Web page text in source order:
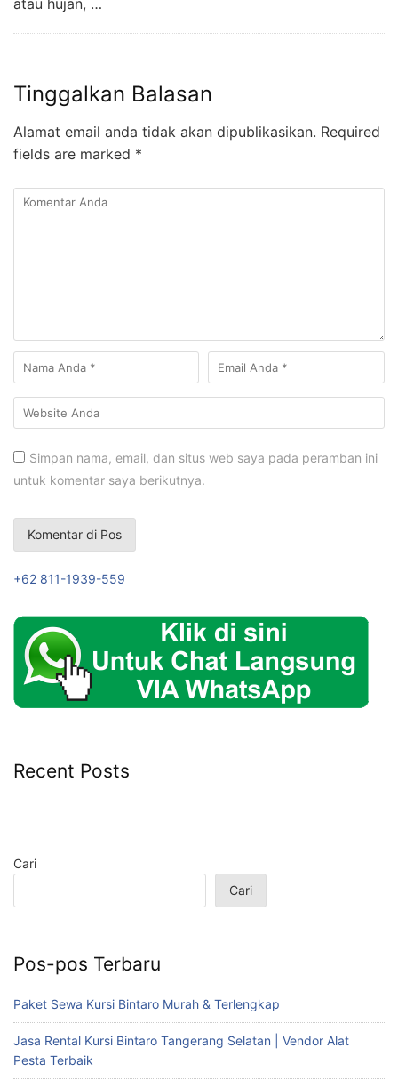
atau hujan, …
Tinggalkan Balasan
Alamat email anda tidak akan dipublikasikan. Required
fields are marked *
Simpan nama, email, dan situs web saya pada peramban ini
untuk komentar saya berikutnya.
+62 811-1939-559
Recent Posts
Cari
Cari
Pos-pos Terbaru
Paket Sewa Kursi Bintaro Murah & Terlengkap
Jasa Rental Kursi Bintaro Tangerang Selatan | Vendor Alat
Pesta Terbaik